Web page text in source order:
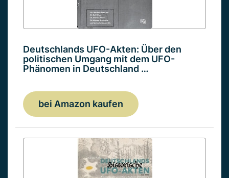
Deutschlands UFO-Akten: Über den
politischen Umgang mit dem UFO-
Phänomen in Deutschland …
bei Amazon kaufen